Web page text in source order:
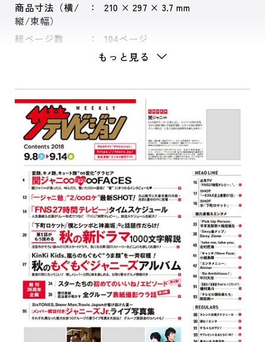
商品寸法（横/
縦/束幅）
210 × 297 × 3.7 mm
総ページ数 104ページ
もっと見る